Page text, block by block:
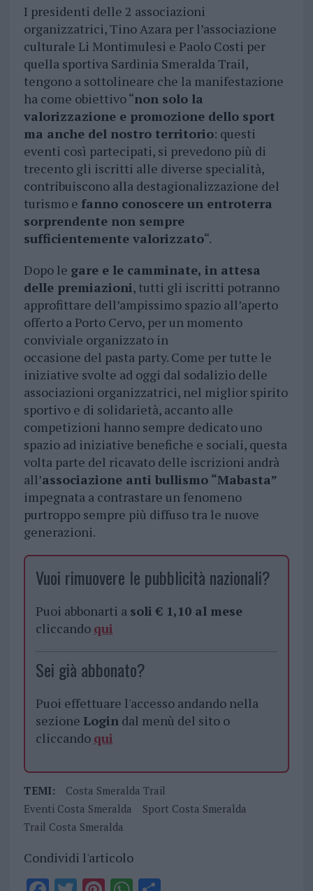
I presidenti delle 2 associazioni
organizzatrici, Tino Azara per l’associazione
culturale Li Montimulesi e Paolo Costi per
quella sportiva Sardinia Smeralda Trail,
tengono a sottolineare che la manifestazione
ha come obiettivo “non solo la
valorizzazione e promozione dello sport
ma anche del nostro territorio: questi
eventi così partecipati, si prevedono più di
trecento gli iscritti alle diverse specialità,
contribuiscono alla destagionalizzazione del
turismo e fanno conoscere un entroterra
sorprendente non sempre
sufficientemente valorizzato“.
Dopo le gare e le camminate, in attesa
delle premiazioni, tutti gli iscritti potranno
approfittare dell’ampissimo spazio all’aperto
offerto a Porto Cervo, per un momento
conviviale organizzato in
occasione del pasta party. Come per tutte le
iniziative svolte ad oggi dal sodalizio delle
associazioni organizzatrici, nel miglior spirito
sportivo e di solidarietà, accanto alle
competizioni hanno sempre dedicato uno
spazio ad iniziative benefiche e sociali, questa
volta parte del ricavato delle iscrizioni andrà
all’associazione anti bullismo “Mabasta”
impegnata a contrastare un fenomeno
purtroppo sempre più diffuso tra le nuove
generazioni.
Vuoi rimuovere le pubblicità nazionali?
Puoi abbonarti a soli € 1,10 al mese
cliccando qui
Sei già abbonato?
Puoi effettuare l'accesso andando nella
sezione Logindal menù del sito o
cliccando qui
TEMI:
Costa Smeralda Trail
Eventi Costa Smeralda
Sport Costa Smeralda
Trail Costa Smeralda
Condividi l'articolo